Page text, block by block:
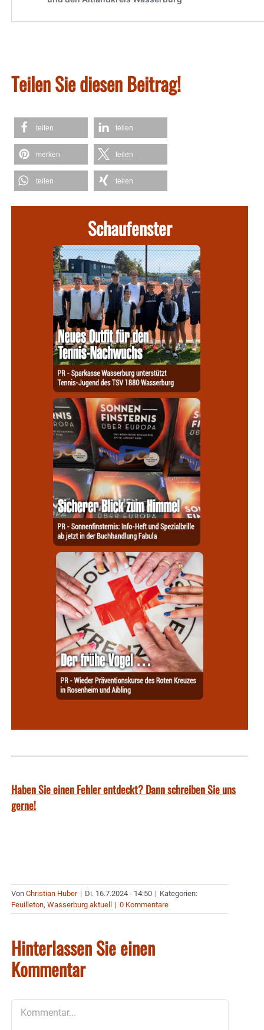
Teilen Sie diesen Beitrag!
teilen teilen
merken teilen
teilen teilen
Schaufenster
Haben Sie einen Fehler entdeckt? Dann schreiben Sie uns
gerne!
Von Christian Huber | Di. 16.7.2024 - 14:50 | Kategorien:
Feuilleton, Wasserburg aktuell | 0 Kommentare
Hinterlassen Sie einen
Kommentar